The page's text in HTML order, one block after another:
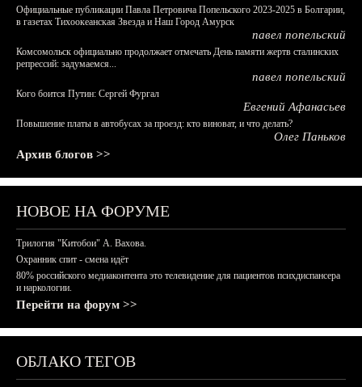
Официальные публикации Павла Петровича Попельского 2023-2025 в Болгарии,
в газетах Тихоокеанская Звезда и Наш Город Амурск
павел попельский
Комсомольск официально продолжает отмечать День памяти жертв сталинских
репрессий: задумаемся...
павел попельский
Кого боится Путин: Сергей Фургал
Евгений Афанасьев
Повышение платы в автобусах за проезд: кто виноват, и что делать?
Олег Паньков
Архив блогов >>
НОВОЕ НА ФОРУМЕ
Трилогия "Китобои" А. Вахова.
Охранник спит - смена идёт
80% российского медиаконтента это телевидение для пациентов психдиспансера
и наркологии.
Перейти на форум >>
ОБЛАКО ТЕГОВ